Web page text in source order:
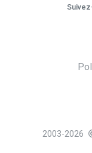
2003-2026